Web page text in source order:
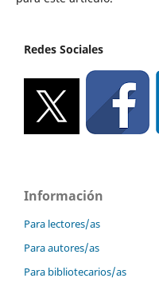
Redes Sociales
Información
Para lectores/as
Para autores/as
Para bibliotecarios/as